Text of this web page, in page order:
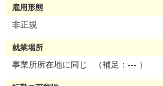
雇用形態
非正規
就業場所
事業所所在地に同じ
（補足：--- ）